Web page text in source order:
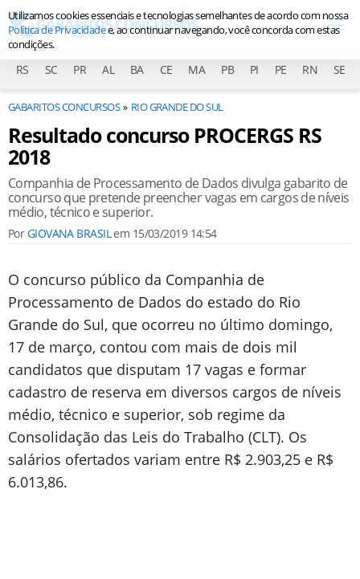
RS SC PR AL BA CE MA PB PI PE RN SE
GABARITOS CONCURSOS RIO GRANDE DO SUL
Resultado concurso PROCERGS RS
2018
Companhia de Processamento de Dados divulga gabarito de
concurso que pretende preencher vagas em cargos de níveis
médio, técnico e superior.
PorGIOVANA BRASILem 15/03/2019 14:54
O concurso público da Companhia de
Processamento de Dados do estado do Rio
Grande do Sul, que ocorreu no último domingo,
17 de março, contou com mais de dois mil
candidatos que disputam 17 vagas e formar
cadastro de reserva em diversos cargos de níveis
médio, técnico e superior, sob regime da
Consolidação das Leis do Trabalho (CLT). Os
salários ofertados variam entre R$ 2.903,25 e R$
6.013,86.
Utilizamos cookies essenciais e tecnologias semelhantes de acordo com nossa
Política de Privacidadee, ao continuar navegando, você concorda com estas
condições.